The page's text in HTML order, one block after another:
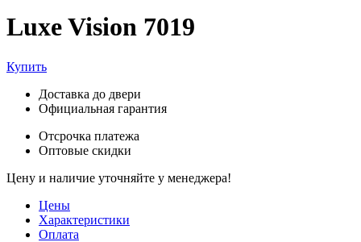
Luxe Vision 7019
Купить
Доставка до двери
Официальная гарантия
Отсрочка платежа
Оптовые скидки
Цену и наличие уточняйте у менеджера!
Цены
Характеристики
Оплата